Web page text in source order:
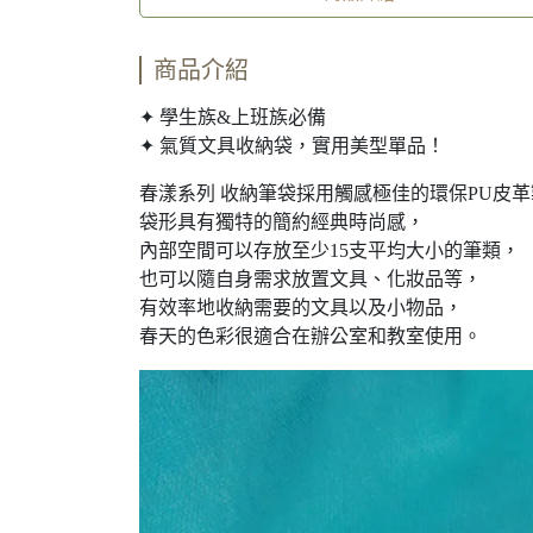
商品介紹
✦ 學生族&上班族必備
✦ 氣質文具收納袋，實用美型單品！
春漾系列 收納筆袋採用觸感極佳的環保PU皮
袋形具有獨特的簡約經典時尚感，
內部空間可以存放至少15支平均大小的筆類，
也可以隨自身需求放置文具、化妝品等，
有效率地收納需要的文具以及小物品，
春天的色彩很適合在辦公室和教室使用。